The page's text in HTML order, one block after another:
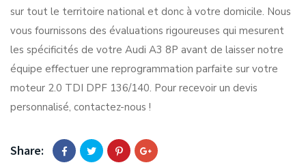
sur tout le territoire national et donc à votre domicile. Nous
vous fournissons des évaluations rigoureuses qui mesurent
les spécificités de votre Audi A3 8P avant de laisser notre
équipe effectuer une reprogrammation parfaite sur votre
moteur 2.0 TDI DPF 136/140. Pour recevoir un devis
personnalisé, contactez-nous !
Share: